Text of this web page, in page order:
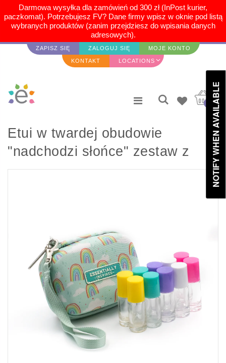
Darmowa wysyłka dla zamówień od 300 zł (InPost kurier,
paczkomat). Potrzebujesz FV? Dane firmy wpisz w oknie pod listą
wybranych produktów (zanim przejdziesz do wpisania danych
adresowych).
ZAPISZ SIĘ ZALOGUJ SIĘ MOJE KONTO
KONTAKT LOCATIONS
Etui w twardej obudowie
"nadchodzi słońce" zestaw z
butelkami typu rollon 10 x 5ml
NOTIFY WHEN AVAILABLE